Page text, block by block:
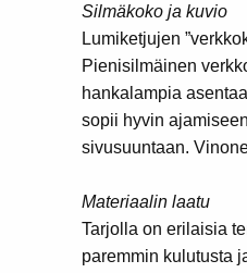
Silmäkoko ja kuvio
Lumiketjujen
Pienisilmäinen
hankalampia
sopii hyvin
sivusuuntaan.
Materiaalin laatu
Tarjolla on erilaisia
paremmin kulutusta